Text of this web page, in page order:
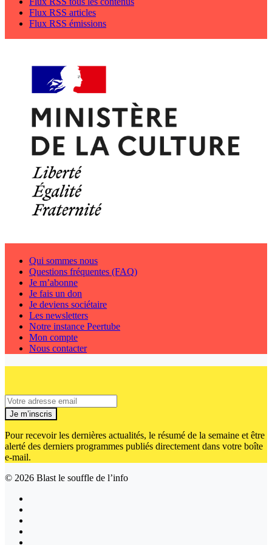
Flux RSS articles
Flux RSS émissions
Qui sommes nous
Questions fréquentes (FAQ)
Je m’abonne
Je fais un don
Je deviens sociétaire
Les newsletters
Notre instance Peertube
Mon compte
Nous contacter
Je m’inscris
Pour recevoir les dernières actualités, le résumé de la semaine et être
alerté des derniers programmes publiés directement dans votre boîte
e-mail.
© 2026 Blast le souffle de l’info